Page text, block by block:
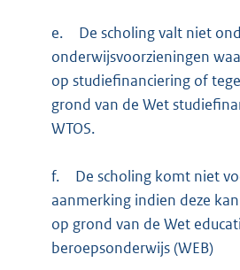
e.
De scholing valt niet
onderwijsvoorzieningen
op studiefinanciering of
grond van de Wet
WTOS.
f.
De scholing komt niet
aanmerking indien deze
op grond van de Wet
beroepsonderwijs (WEB)